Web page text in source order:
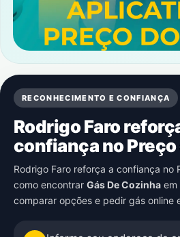
RECONHECIMENTO E CONFIANÇA
Rodrigo Faro
confiança no Preço
Rodrigo Faro reforça a confiança no
como encontrar Gás De Cozinha em
comparar opções e pedir gás online